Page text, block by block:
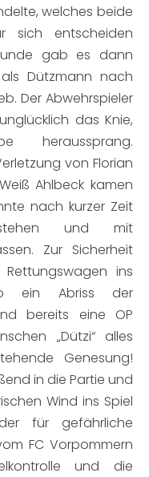
welches beide
sich entscheiden
gab es dann
Dützmann nach
Der Abwehrspieler
das Knie,
heraussprang.
von Florian
Ahlbeck kamen
nach kurzer Zeit
und mit
Zur Sicherheit
ins
ein Abriss der
bereits eine OP
„Dützi“ alles
Genesung!
in die Partie und
Wind ins Spiel
für gefährliche
FC Vorpommern
und die